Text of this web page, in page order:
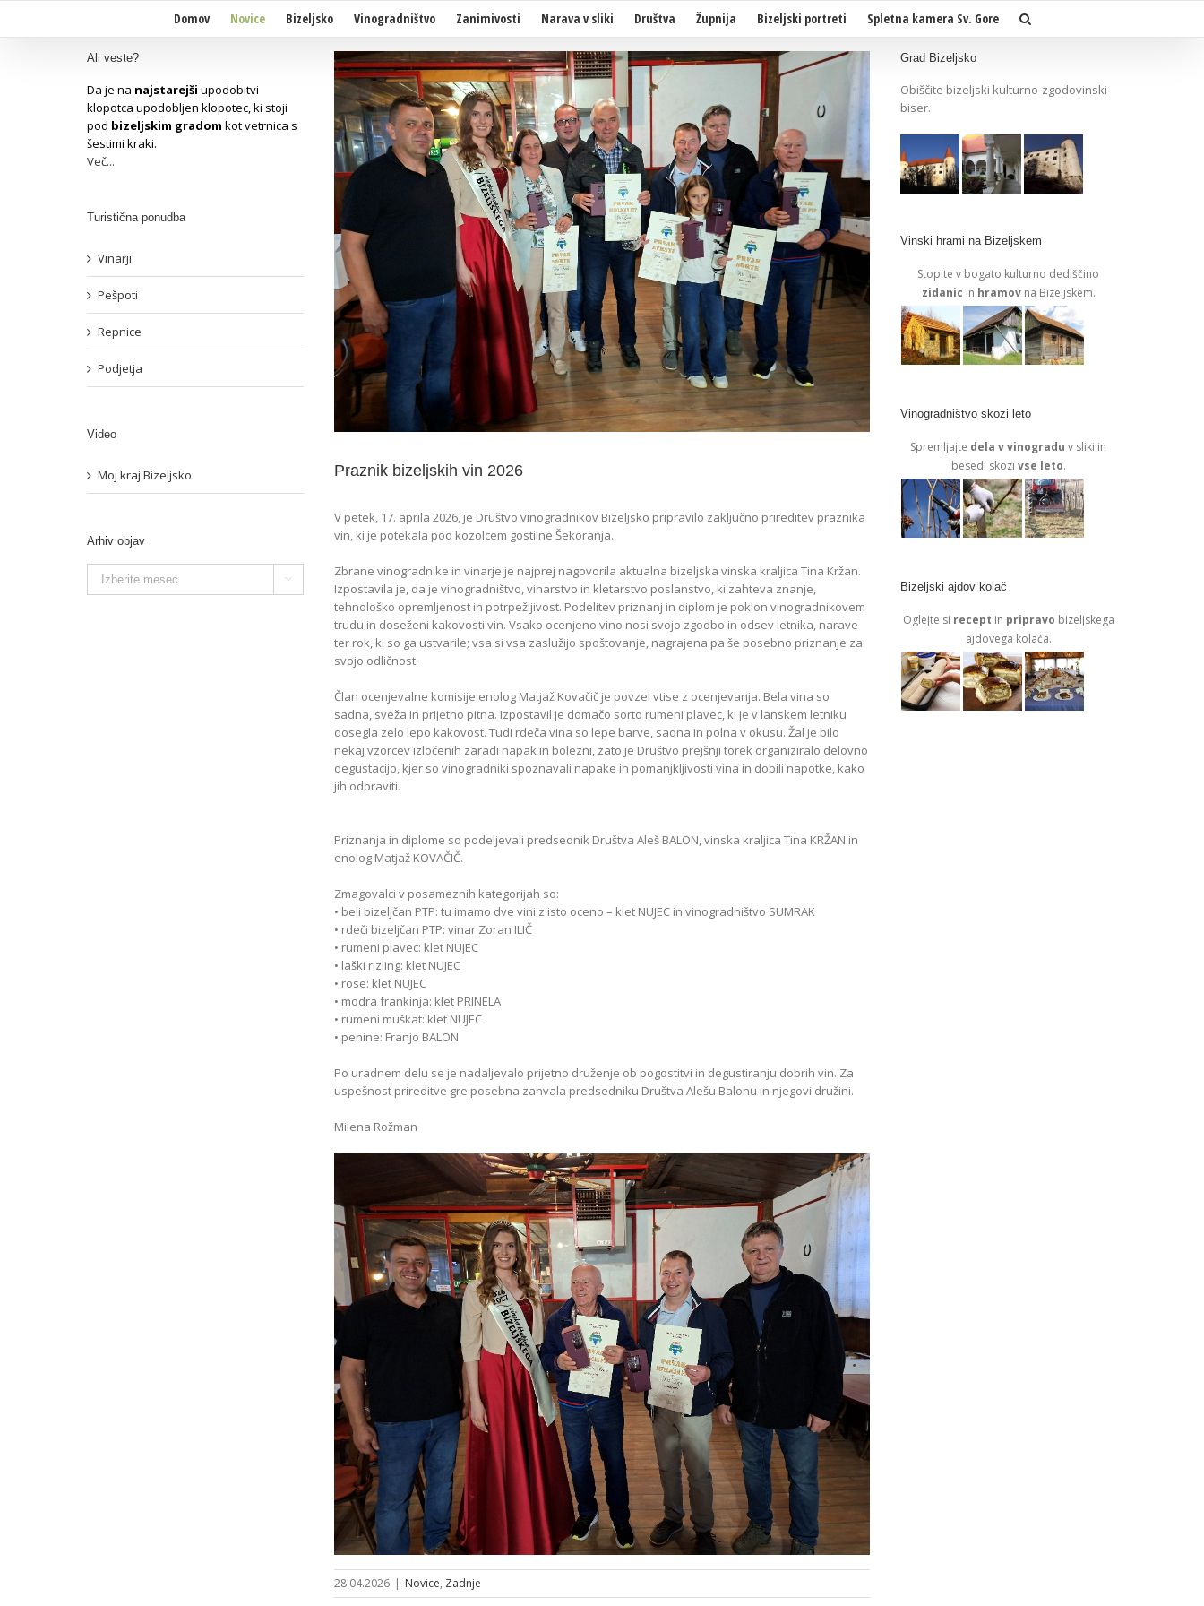
Domov Novice Bizeljsko Vinogradništvo Zanimivosti Narava v sliki Društva Župnija Bizeljski portreti Spletna kamera Sv. Gore
Praznik bizeljskih vin 2026
V petek, 17. aprila 2026, je Društvo vinogradnikov Bizeljsko pripravilo zaključno prireditev praznika
vin, ki je potekala pod kozolcem gostilne Šekoranja.
Zbrane vinogradnike in vinarje je najprej nagovorila aktualna bizeljska vinska kraljica Tina Kržan.
Izpostavila je, da je vinogradništvo, vinarstvo in kletarstvo poslanstvo, ki zahteva znanje,
tehnološko opremljenost in potrpežljivost. Podelitev priznanj in diplom je poklon vinogradnikovem
trudu in doseženi kakovosti vin. Vsako ocenjeno vino nosi svojo zgodbo in odsev letnika, narave
ter rok, ki so ga ustvarile; vsa si vsa zaslužijo spoštovanje, nagrajena pa še posebno priznanje za
svojo odličnost.
Član ocenjevalne komisije enolog Matjaž Kovačič je povzel vtise z ocenjevanja. Bela vina so
sadna, sveža in prijetno pitna. Izpostavil je domačo sorto rumeni plavec, ki je v lanskem letniku
dosegla zelo lepo kakovost. Tudi rdeča vina so lepe barve, sadna in polna v okusu. Žal je bilo
nekaj vzorcev izločenih zaradi napak in bolezni, zato je Društvo prejšnji torek organiziralo delovno
degustacijo, kjer so vinogradniki spoznavali napake in pomanjkljivosti vina in dobili napotke, kako
jih odpraviti.
Priznanja in diplome so podeljevali predsednik Društva Aleš BALON, vinska kraljica Tina KRŽAN in
enolog Matjaž KOVAČIČ.
Zmagovalci v posameznih kategorijah so:
• beli bizeljčan PTP: tu imamo dve vini z isto oceno – klet NUJEC in vinogradništvo SUMRAK
• rdeči bizeljčan PTP: vinar Zoran ILIČ
• rumeni plavec: klet NUJEC
• laški rizling: klet NUJEC
• rose: klet NUJEC
• modra frankinja: klet PRINELA
• rumeni muškat: klet NUJEC
• penine: Franjo BALON
Po uradnem delu se je nadaljevalo prijetno druženje ob pogostitvi in degustiranju dobrih vin. Za
uspešnost prireditve gre posebna zahvala predsedniku Društva Alešu Balonu in njegovi družini.
Milena Rožman
28.04.2026 | Novice, Zadnje
Ali veste?
Da je na najstarejši upodobitvi
klopotca upodobljen klopotec, ki stoji
pod bizeljskim gradom kot vetrnica s
šestimi kraki.
Več...
Turistična ponudba
Vinarji
Pešpoti
Repnice
Podjetja
Video
Moj kraj Bizeljsko
Arhiv objav
Arhiv

Grad Bizeljsko
Obiščite bizeljski kulturno-zgodovinski
biser.
Vinski hrami na Bizeljskem
Stopite v bogato kulturno dediščino
zidanic in hramovna Bizeljskem.
Vinogradništvo skozi leto
Spremljajte dela v vinogradu v sliki in
besedi skozi vse leto.
Bizeljski ajdov kolač
Oglejte si recept in pripravo bizeljskega
ajdovega kolača.